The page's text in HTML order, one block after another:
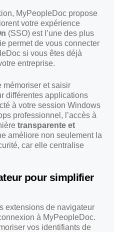
MyPeopleDoc propose
votre expérience
(SSO) est l’une des plus
permet de vous connecter
si vous êtes déjà
entreprise.
mémoriser et saisir
différentes applications
à votre session Windows
professionnel, l’accès à
transparente et
améliore non seulement la
car elle centralise
pour simplifier
extensions de navigateur
à MyPeopleDoc.
vos identifiants de